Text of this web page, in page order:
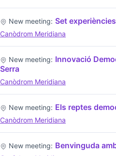
New meeting: Set
Canòdrom Meridiana
New meeting: Innovació
Serra
Canòdrom Meridiana
New meeting: Els reptes
Canòdrom Meridiana
New meeting: Benvinguda